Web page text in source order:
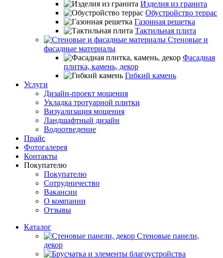
Изделия из гранита
Обустройство террас
Газонная решетка
Тактильная плита
Стеновые и
фасадные материалы
Фасадная
плитка, камень, декор
Гибкий камень
Услуги
Дизайн-проект мощения
Укладка тротуарной плитки
Визуализация мощения
Ландшафтный дизайн
Водоотведение
Прайс
Фотогалерея
Контакты
Покупателю
Покупателю
Сотрудничество
Вакансии
О компании
Отзывы
Каталог
Стеновые панели,
декор